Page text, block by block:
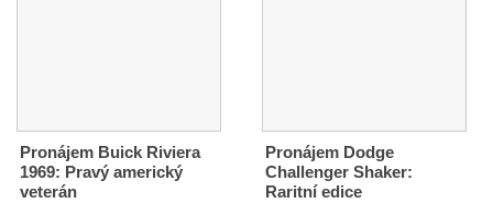
Pronájem Buick Riviera
1969: Pravý americký
veterán
Pronájem Dodge
Challenger Shaker:
Raritní edice